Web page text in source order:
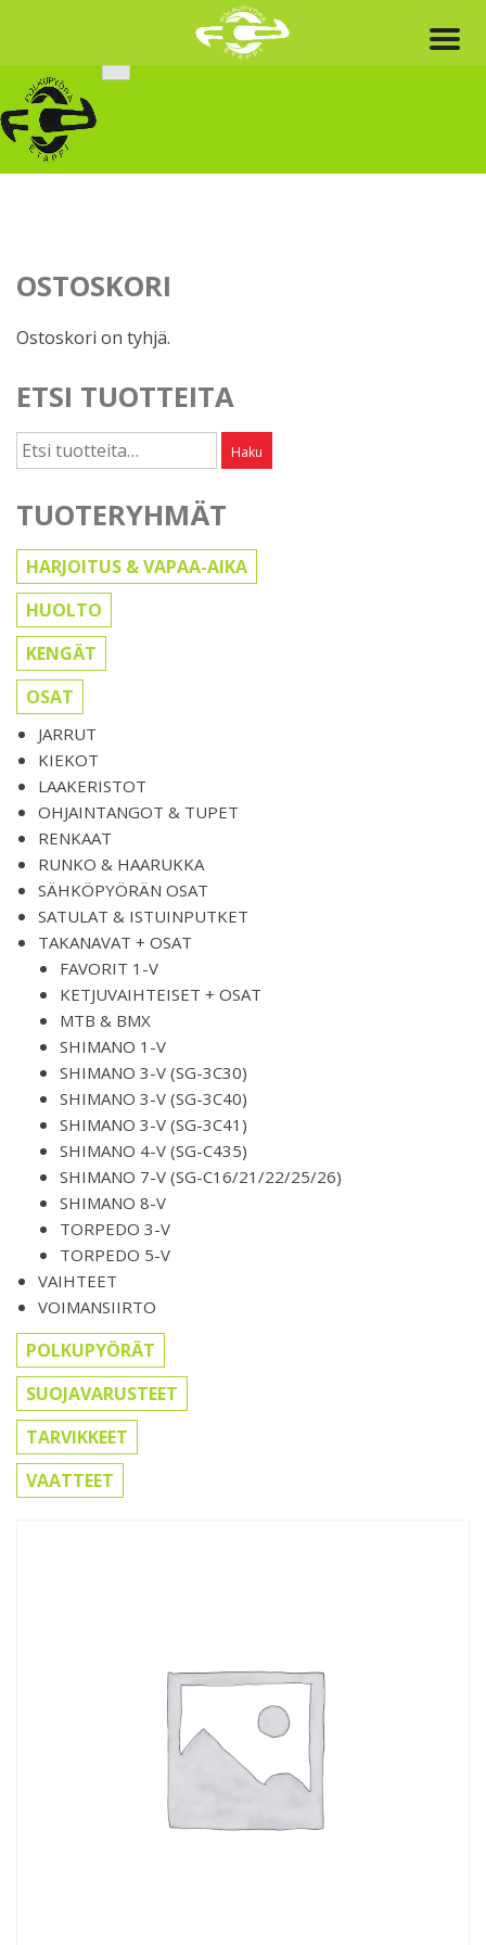
content
OSTOSKORI
Ostoskori on tyhjä.
ETSI TUOTTEITA
Etsi: Haku
TUOTERYHMÄT
HARJOITUS & VAPAA-AIKA
HUOLTO
KENGÄT
OSAT
JARRUT
KIEKOT
LAAKERISTOT
OHJAINTANGOT & TUPET
RENKAAT
RUNKO & HAARUKKA
SÄHKÖPYÖRÄN OSAT
SATULAT & ISTUINPUTKET
TAKANAVAT + OSAT
FAVORIT 1-V
KETJUVAIHTEISET + OSAT
MTB & BMX
SHIMANO 1-V
SHIMANO 3-V (SG-3C30)
SHIMANO 3-V (SG-3C40)
SHIMANO 3-V (SG-3C41)
SHIMANO 4-V (SG-C435)
SHIMANO 7-V (SG-C16/21/22/25/26)
SHIMANO 8-V
TORPEDO 3-V
TORPEDO 5-V
VAIHTEET
VOIMANSIIRTO
POLKUPYÖRÄT
SUOJAVARUSTEET
TARVIKKEET
VAATTEET